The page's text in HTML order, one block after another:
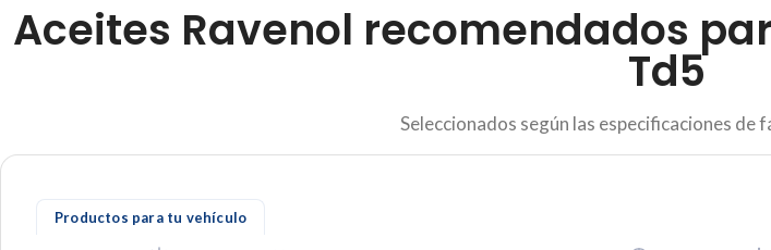
Aceites Ravenol recomendados
Td5
Seleccionados según las especificaciones de
Productos para tu vehículo